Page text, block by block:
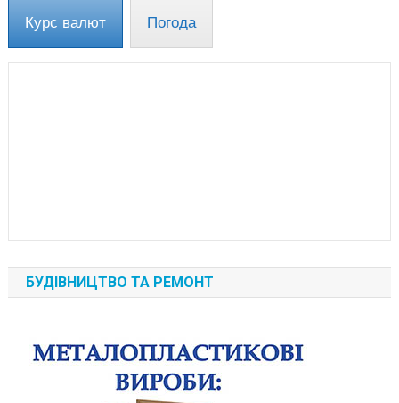
Курс валют Погода
БУДІВНИЦТВО ТА РЕМОНТ